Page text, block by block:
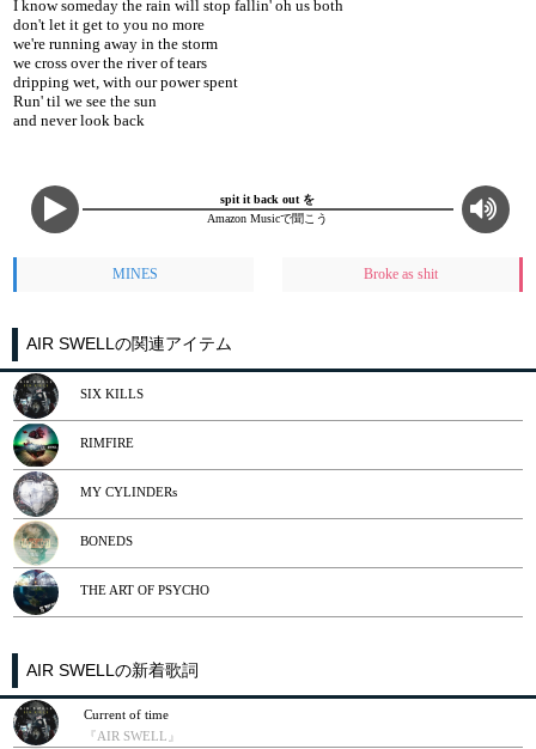
I know someday the rain will stop fallin' oh us both
don't let it get to you no more
we're running away in the storm
we cross over the river of tears
dripping wet, with our power spent
Run' til we see the sun
and never look back
spit it back out を
Amazon Musicで聞こう
MINES Broke as shit
AIR SWELLの関連アイテム
SIX KILLS
RIMFIRE
MY CYLINDERs
BONEDS
THE ART OF PSYCHO
AIR SWELLの新着歌詞
Current of time
『AIR SWELL』